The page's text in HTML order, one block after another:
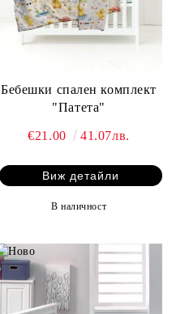
Бебешки спален комплект
"Патета"
€21.00 41.07лв.
Виж детайли
В наличност